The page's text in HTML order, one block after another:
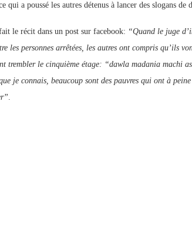
qui a poussé les autres détenus à lancer des slogans de
le récit dans un post sur facebook: “Quand le juge
les personnes arrêtées, les autres ont compris qu’ils
trembler le cinquième étage: “dawla madania machi
je connais, beaucoup sont des pauvres qui ont à
.